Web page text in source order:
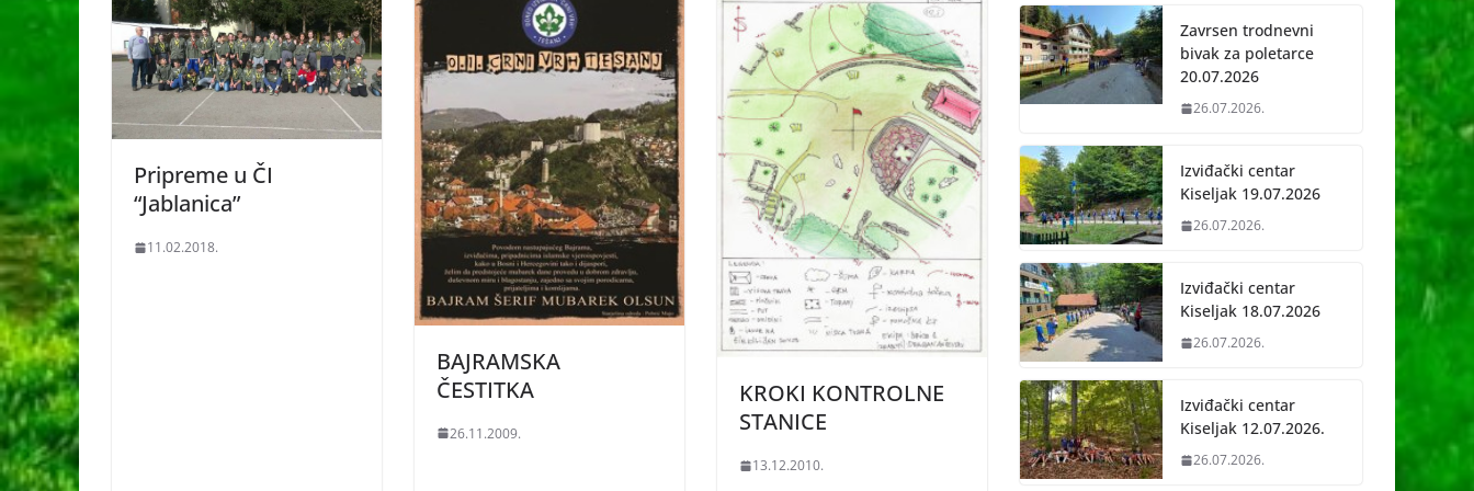
Pripreme u ČI
“Jablanica”
11.02.2018.
BAJRAMSKA
ČESTITKA
26.11.2009.
KROKI KONTROLNE
STANICE
13.12.2010.
Zavrsen trodnevni
bivak za poletarce
20.07.2026
26.07.2026.
Izviđački centar
Kiseljak 19.07.2026
26.07.2026.
Izviđački centar
Kiseljak 18.07.2026
26.07.2026.
Izviđački centar
Kiseljak 12.07.2026.
26.07.2026.